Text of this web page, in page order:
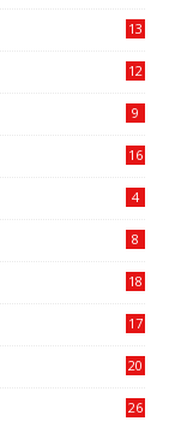
13
12
9
16
4
8
18
17
20
26